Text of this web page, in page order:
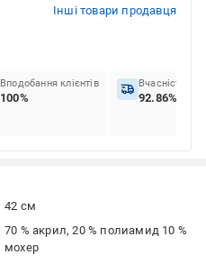
Інші товари продавця
Вподобання клієнтів
100%
Вчасність
92.86%
42 см
70 % акрил, 20 % полиамид 10 %
мохер